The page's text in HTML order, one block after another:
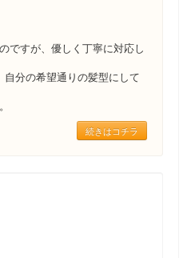
ですが、優しく丁寧に対応し
分の希望通りの髪型にして
続きはコチラ